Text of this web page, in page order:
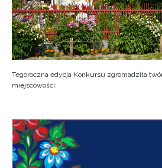
Tegoroczna edycja Konkursu zgromadziła
miejscowości: